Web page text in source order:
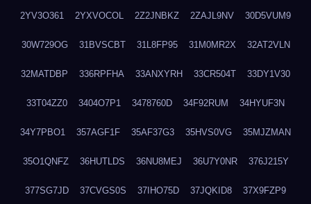
2YV3O361 2YXVOCOL 2Z2JNBKZ 2ZAJL9NV 30D5VUM9
30W729OG 31BVSCBT 31L8FP95 31M0MR2X 32AT2VLN
32MATDBP 336RPFHA 33ANXYRH 33CR504T 33DY1V30
33T04ZZ0 3404O7P1 3478760D 34F92RUM 34HYUF3N
34Y7PBO1 357AGF1F 35AF37G3 35HVS0VG 35MJZMAN
35O1QNFZ 36HUTLDS 36NU8MEJ 36U7Y0NR 376J215Y
377SG7JD 37CVGS0S 37IHO75D 37JQKID8 37X9FZP9